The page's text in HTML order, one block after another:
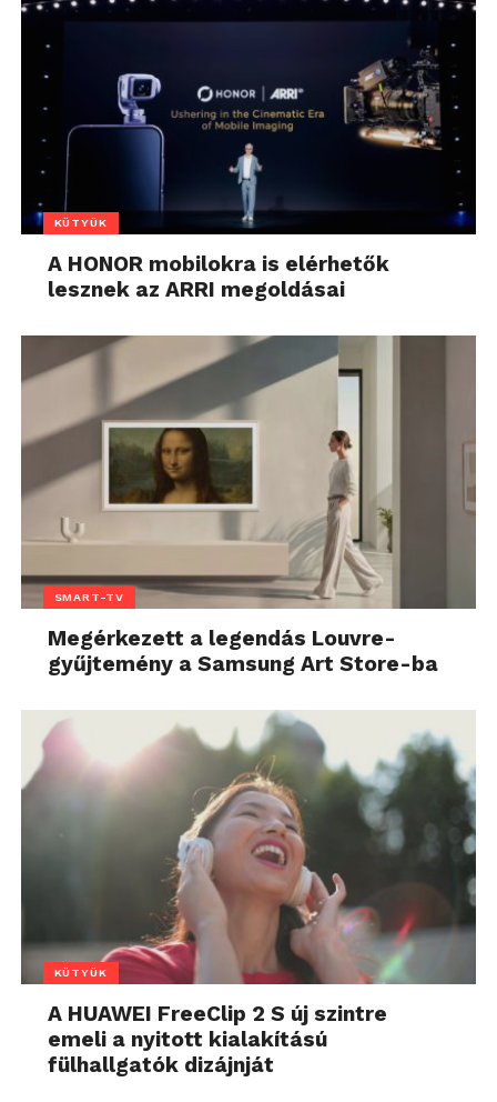
KÜTYÜK
A HONOR mobilokra is elérhetők
lesznek az ARRI megoldásai
SMART-TV
Megérkezett a legendás Louvre-
gyűjtemény a Samsung Art Store-ba
KÜTYÜK
A HUAWEI FreeClip 2 S új szintre
emeli a nyitott kialakítású
fülhallgatók dizájnját